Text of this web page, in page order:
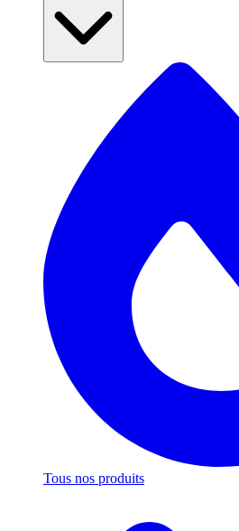
Tous nos produits